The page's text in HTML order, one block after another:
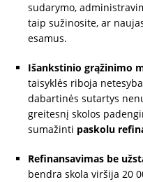
sudarymo,
taip sužinosite, ar
esamus.
Išankstinio grąžinimo
taisyklės riboja
dabartinės sutartys
greitesnį skolos
sumažinti paskolu
Refinansavimas be
bendra skola viršija 20